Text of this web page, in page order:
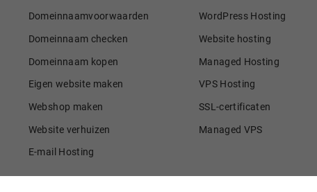
Domeinnaamvoorwaarden
Domeinnaam checken
Domeinnaam kopen
Eigen website maken
Webshop maken
Website verhuizen
E-mail Hosting
WordPress Hosting
Website hosting
Managed Hosting
VPS Hosting
SSL-certificaten
Managed VPS